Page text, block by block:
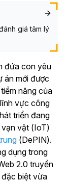
giá tâm lý
đứa con yêu
án mới được
năng của
vực công
triển đang
vạn vật (IoT)
(DePIN).
dụng trong
2.0 truyền
biệt vừa